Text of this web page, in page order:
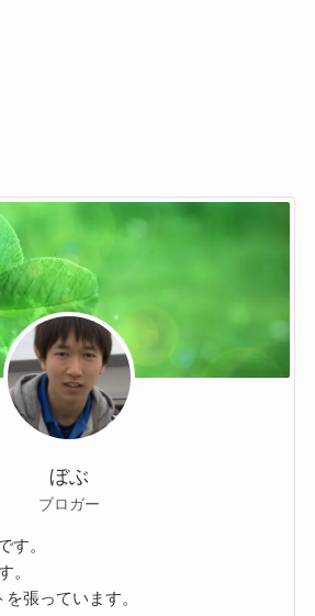
ぼぶ
ブロガー
す。
。
張っています。